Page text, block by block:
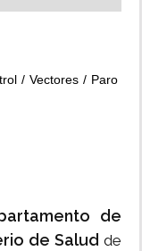
Vectores
Paro
de
de Salud de